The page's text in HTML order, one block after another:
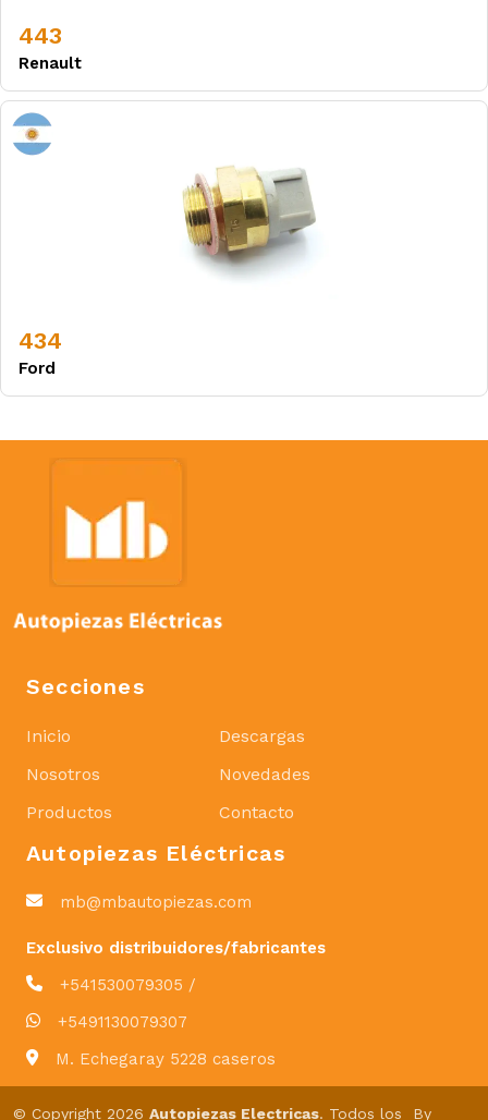
443
Renault
434
Ford
Secciones
Inicio
Nosotros
Productos
Descargas
Novedades
Contacto
Autopiezas Eléctricas
mb@mbautopiezas.com
Exclusivo distribuidores/fabricantes
+541530079305 /
+5491130079307
M. Echegaray 5228 caseros
© Copyright 2026 Autopiezas Electricas. Todos los By